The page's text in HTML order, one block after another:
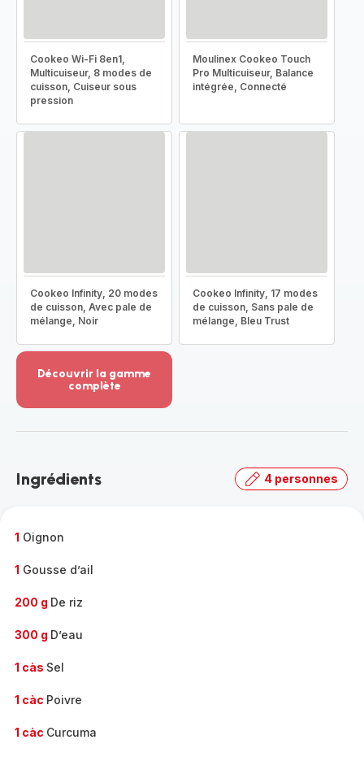
Cookeo Wi-Fi 8en1,
Multicuiseur, 8 modes de
cuisson, Cuiseur sous
pression
Moulinex Cookeo Touch
Pro Multicuiseur, Balance
intégrée, Connecté
Cookeo Infinity, 20 modes
de cuisson, Avec pale de
mélange, Noir
Cookeo Infinity, 17 modes
de cuisson, Sans pale de
mélange, Bleu Trust
Découvrir la gamme
complète
-
gamme
Ingrédients 4 personnes
1 Oignon
1 Gousse d’ail
200 g De riz
300 g D’eau
1 càs Sel
1 càc Poivre
1 càc Curcuma